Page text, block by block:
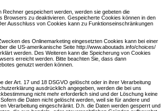
gespeichert werden, werden sie gebeten die
Browsers zu deaktivieren. Gespeicherte Cookies können in den
Ausschluss von Cookies kann zu Funktionseinschränkungen
des Onlinemarketing eingesetzten Cookies kann bei einer
die US-amerikanische Seite http://www.aboutads.info/choices/
werden. Des Weiteren kann die Speicherung von Cookies
erreicht werden. Bitte beachten Sie, dass dann
genutzt werden können.
Art. 17 und 18 DSGVO gelöscht oder in ihrer Verarbeitung
ausdrücklich angegeben, werden die bei uns
nicht mehr erforderlich sind und der Löschung keine
die Daten nicht gelöscht werden, weil sie für andere und
Verarbeitung eingeschränkt. D.h. die Daten werden gesperrt und